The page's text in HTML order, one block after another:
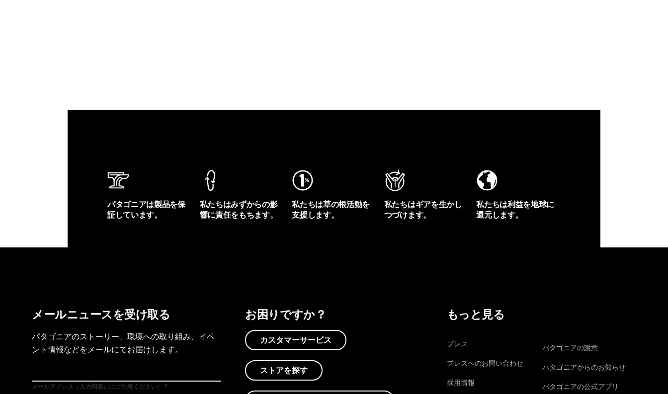
パタゴニアは製品を保
証しています。
私たちはみずからの影
響に責任をもちます。
私たちは草の根活動を
支援します。
私たちはギアを生かし
つづけます。
私たちは利益を地球に
還元します。
メールニュースを受け取る
パタゴニアのストーリー、環境への取り組み、イベ
ント情報などをメールにてお届けします。
メールアドレス（入力間違いにご注意ください）
お困りですか？
カスタマーサービス
ストアを探す
もっと見る
プレス
プレスへのお問い合わせ
採用情報
パタゴニアの謝意
パタゴニアからのお知らせ
パタゴニアの公式アプリ